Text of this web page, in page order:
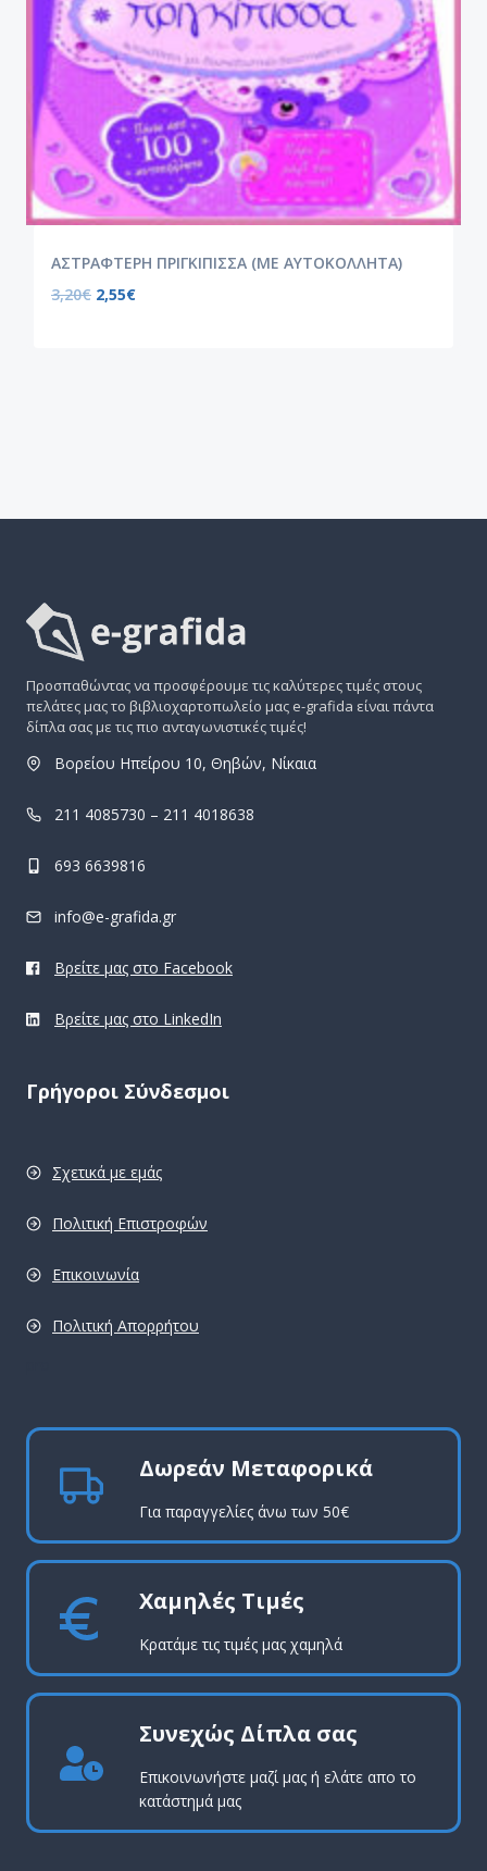
ΑΣΤΡΑΦΤΕΡΗ ΠΡΙΓΚΙΠΙΣΣΑ (ΜΕ ΑΥΤΟΚΟΛΛΗΤΑ)
3,20€ 2,55€
Προσπαθώντας να προσφέρουμε τις καλύτερες τιμές στους
πελάτες μας το βιβλιοχαρτοπωλείο μας e-grafida είναι πάντα
δίπλα σας με τις πιο ανταγωνιστικές τιμές!
Βορείου Ηπείρου 10, Θηβών, Νίκαια
211 4085730 – 211 4018638
693 6639816
info@e-grafida.gr
Βρείτε μας στο Facebook
Βρείτε μας στο LinkedIn
Γρήγοροι Σύνδεσμοι
Σχετικά με εμάς
Πολιτική Επιστροφών
Επικοινωνία
Πολιτική Απορρήτου
Δωρεάν Μεταφορικά
Για παραγγελίες άνω των 50€
Χαμηλές Τιμές
Κρατάμε τις τιμές μας χαμηλά
Συνεχώς Δίπλα σας
Επικοινωνήστε μαζί μας ή ελάτε απο το
κατάστημά μας